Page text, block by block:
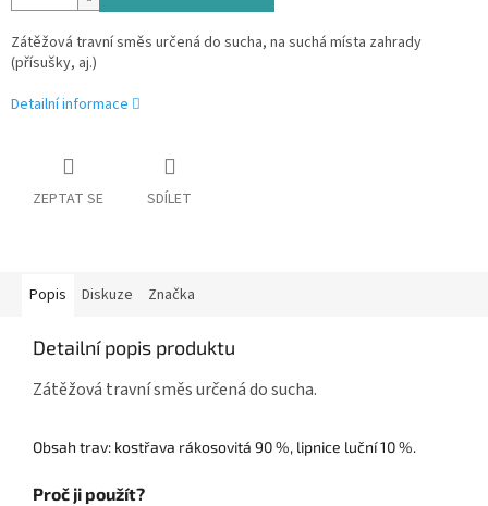
Zátěžová travní směs určená do sucha, na suchá místa zahrady
(přísušky, aj.)
Detailní informace
ZEPTAT SE SDÍLET
Popis Diskuze Značka
Detailní popis produktu
Zátěžová travní směs určená do sucha.
Obsah trav: kostřava rákosovitá 90 %, lipnice luční 10 %.
Proč ji použít?